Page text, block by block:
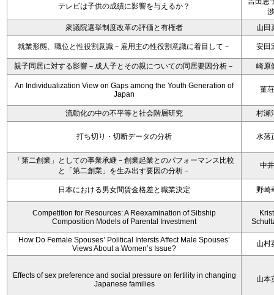
テレビは子供の成績に影響を与えるか？
渉
衆議院選挙制度改革の評価と有権者
山田
就業形態、職位と性役割意識－雇用主の性役割意識に着目して－ 安田
親子同居に対する影響－成人子とその親についての同居要因分析－ 崎原
An Individualization View on Gaps among the Youth Generation of
Japan
菫
流動化の中の不平等と社会階層研究 村瀬
打ち切り・切断データの分析 水落
「第二創業」としての事業承継－創業起業とのパフォーマンス比較
と「第二創業」を生み出す要因の分析－
中
日本における男女間賃金格差と職業決定 野崎
Competition for Resources: A Reexamination of Sibship
Composition Models of Parental Investment
How Do Female Spouses’ Political Intersts Affect Male Spouses’
Views About a Women’s Issue?
山村
Effects of sex preference and social pressure on fertility in changing
Japanese families
山本